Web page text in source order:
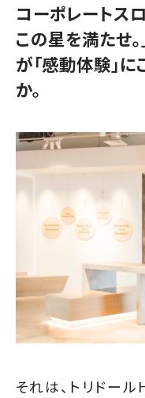
コーポレートス
この星を満たせ。
が「感動体験」
か。
それは、トリドー